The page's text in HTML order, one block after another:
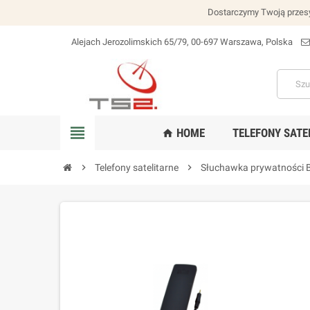
Dostarczymy Twoją
lokalizacja_na
Alejach Jerozolimskich 65/79, 00-697 Warszawa, Polska
view_headline home HOME TELEFONY
chevron_right Telefony satelitarne chevron_right Słuchawka prywatności